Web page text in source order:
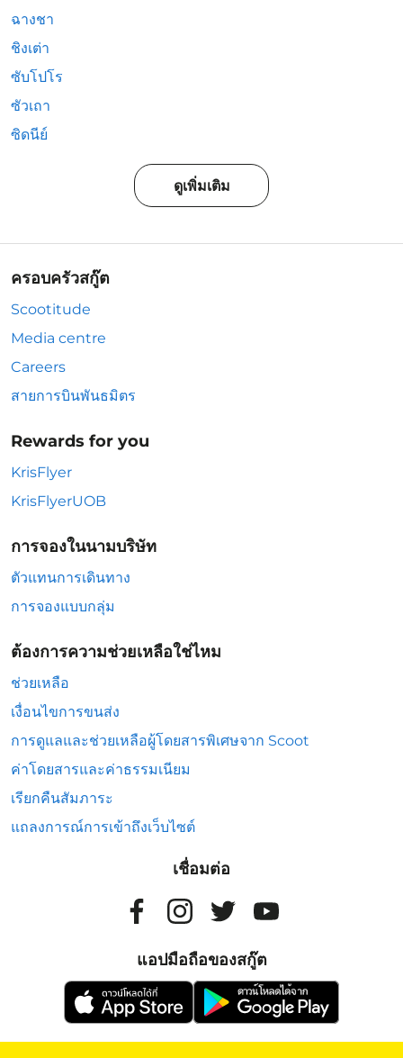
ฉางชา
ชิงเต่า
ซับโปโร
ซัวเถา
ซิดนีย์
ดูเพิ่มเติม
ครอบครัวสกู๊ต
Scootitude
Media centre
Careers
สายการบินพันธมิตร
Rewards for you
KrisFlyer
KrisFlyerUOB
การจองในนามบริษัท
ตัวแทนการเดินทาง
การจองแบบกลุ่ม
ต้องการความช่วยเหลือใช่ไหม
ช่วยเหลือ
เงื่อนไขการขนส่ง
การดูแลและช่วยเหลือผู้โดยสารพิเศษจาก Scoot
ค่าโดยสารและค่าธรรมเนียม
เรียกคืนสัมภาระ
แถลงการณ์การเข้าถึงเว็บไซต์
เชื่อมต่อ
แอปมือถือของสกู๊ต